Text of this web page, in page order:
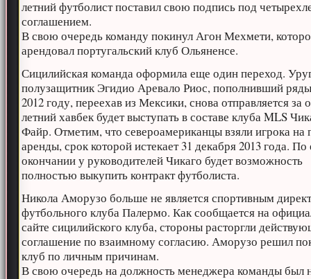
летний футболист поставил свою подпись под
соглашением.
В свою очередь команду покинул Агон Мехмети,
арендовал португальский клуб Ольяненсе.
Сицилийская команда оформила еще один переход.
полузащитник Эгидио Аревало Риос, пополнивший
2012 году, переехав из Мексики, снова отправляется за
летний хавбек будет выступать в составе клуба MLS
Файр. Отметим, что североамериканцы взяли игрока на
аренды, срок которой истекает 31 декабря 2013 года. По
окончании у руководителей Чикаго будет возможность
полностью выкупить контракт футболиста.
Никола Аморузо больше не является спортивным
футбольного клуба Палермо. Как сообщается на
сайте сицилийского клуба, стороны расторгли
соглашение по взаимному согласию. Аморузо решил
клуб по личным причинам.
В свою очередь на должность менеджера команды был